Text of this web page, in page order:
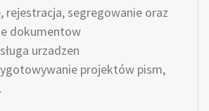
rejestracja, segregowanie oraz
dokumentow
urzadzen
projektów pism,